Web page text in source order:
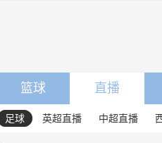
篮球 直播
足球 英超直播 中超直播